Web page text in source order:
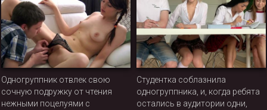
Одногруппник отвлек свою
сочную подружку от чтения
нежными поцелуями с
Студентка соблазнила
одногруппника, и, когда ребята
остались в аудитории одни,